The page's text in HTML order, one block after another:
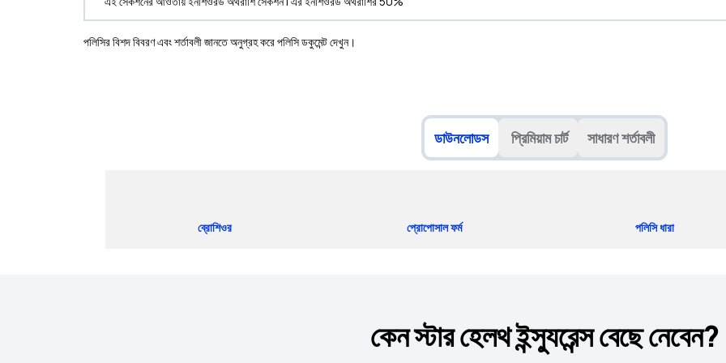
পলিসির বিশদ বিবরণ এবং শর্তাবলী জানতে অনুগ্রহ করে পলিসি ডকুমেন্ট দেখুন।
ডাউনলোডস প্রিমিয়াম চার্ট সাধারণ শর্তাবলী
ব্রোশিওর প্রোপোসাল ফর্ম পলিসি ধারা
কেন স্টার হেলথ ইন্স্যুরেন্স বেছে নেবেন?